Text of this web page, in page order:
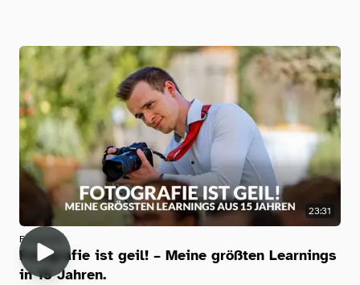
23:31
Fotografie
Fotografie ist geil! – Meine größten Learnings
in 15 Jahren.